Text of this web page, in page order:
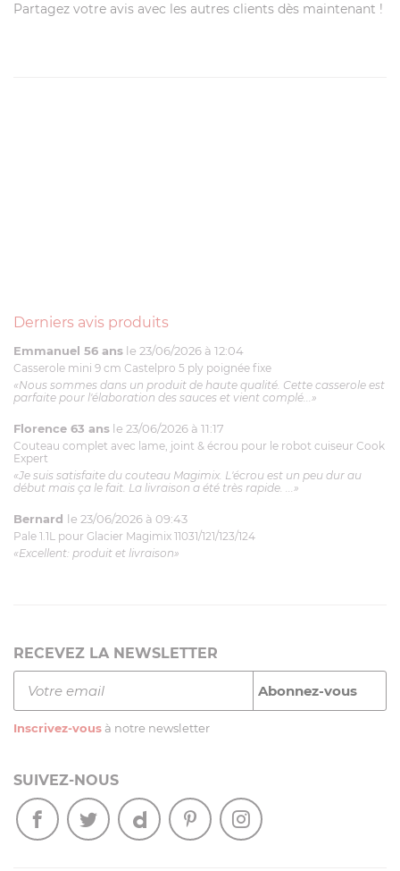
Partagez votre avis avec les autres clients dès maintenant !
Derniers avis produits
Emmanuel 56 ans le 23/06/2026 à 12:04
Casserole mini 9 cm Castelpro 5 ply poignée fixe
«Nous sommes dans un produit de haute qualité. Cette casserole est
parfaite pour l'élaboration des sauces et vient complé...»
Florence 63 ans le 23/06/2026 à 11:17
Couteau complet avec lame, joint & écrou pour le robot cuiseur Cook
Expert
«Je suis satisfaite du couteau Magimix. L'écrou est un peu dur au
début mais ça le fait. La livraison a été très rapide. ...»
Bernard le 23/06/2026 à 09:43
Pale 1.1L pour Glacier Magimix 11031/121/123/124
«Excellent: produit et livraison»
RECEVEZ LA NEWSLETTER
Inscrivez-vous à notre newsletter
SUIVEZ-NOUS